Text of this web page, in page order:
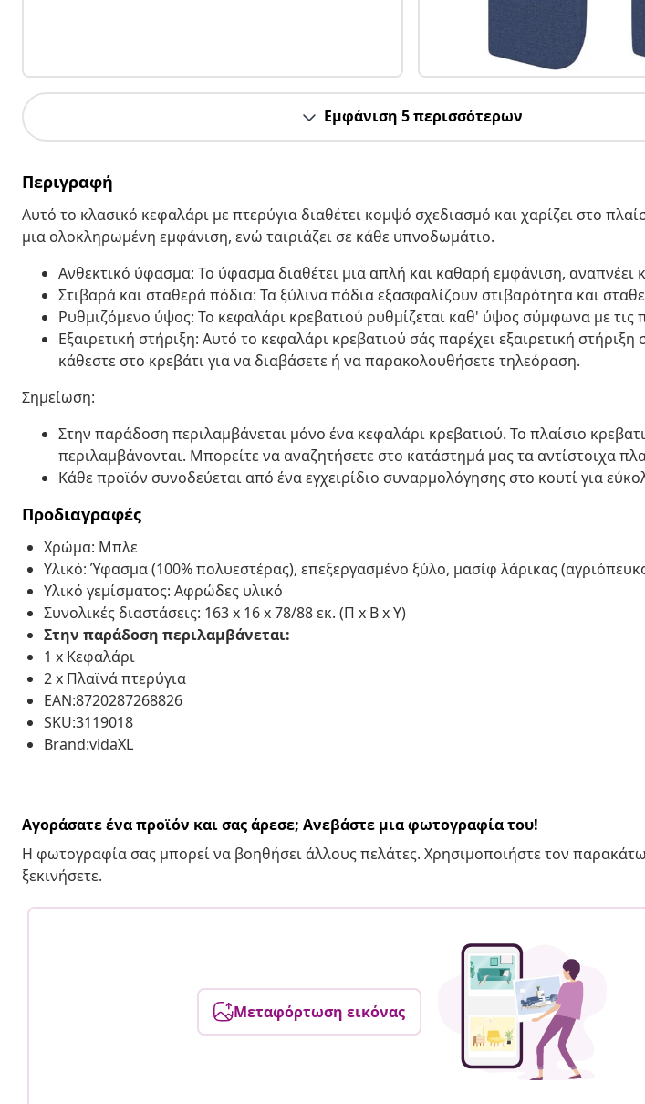
Εμφάνιση 5 περισσότερων
Περιγραφή
Αυτό το κλασικό κεφαλάρι με πτερύγια διαθέτει κομψό σχεδιασμό και χαρίζει στο
μια ολοκληρωμένη εμφάνιση, ενώ ταιριάζει σε κάθε υπνοδωμάτιο.
Ανθεκτικό ύφασμα: Το ύφασμα διαθέτει μια απλή και καθαρή εμφάνιση, αναπνέει
Στιβαρά και σταθερά πόδια: Τα ξύλινα πόδια εξασφαλίζουν στιβαρότητα και
Ρυθμιζόμενο ύψος: Το κεφαλάρι κρεβατιού ρυθμίζεται καθ' ύψος σύμφωνα με τις
Εξαιρετική στήριξη: Αυτό το κεφαλάρι κρεβατιού σάς παρέχει εξαιρετική
κάθεστε στο κρεβάτι για να διαβάσετε ή να παρακολουθήσετε τηλεόραση.
Σημείωση:
Στην παράδοση περιλαμβάνεται μόνο ένα κεφαλάρι κρεβατιού. Το πλαίσιο
περιλαμβάνονται. Μπορείτε να αναζητήσετε στο κατάστημά μας τα αντίστοιχα
Κάθε προϊόν συνοδεύεται από ένα εγχειρίδιο συναρμολόγησης στο κουτί για
Προδιαγραφές
Χρώμα: Μπλε
Υλικό: Ύφασμα (100% πολυεστέρας), επεξεργασμένο ξύλο, μασίφ λάρικας
Υλικό γεμίσματος: Αφρώδες υλικό
Συνολικές διαστάσεις: 163 x 16 x 78/88 εκ. (Π x Β x Υ)
Στην παράδοση περιλαμβάνεται:
1 x Κεφαλάρι
2 x Πλαϊνά πτερύγια
EAN:8720287268826
SKU:3119018
Brand:vidaXL
Αγοράσατε ένα προϊόν και σας άρεσε; Ανεβάστε μια φωτογραφία του!
Η φωτογραφία σας μπορεί να βοηθήσει άλλους πελάτες. Χρησιμοποιήστε τον
ξεκινήσετε.
Μεταφόρτωση εικόνας